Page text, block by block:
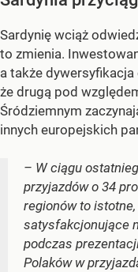
Sardynię wciąż
to zmienia.
a także
że drugą pod
Śródziemnym
innych europejskich
– W ciągu
przyjazdów o 34
regionów to
satysfakcjonujące
podczas
Polaków w